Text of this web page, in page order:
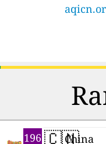
196 🇨🇳China